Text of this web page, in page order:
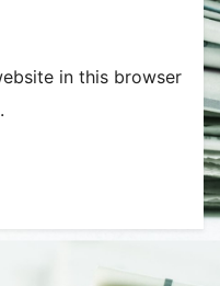
in this browser